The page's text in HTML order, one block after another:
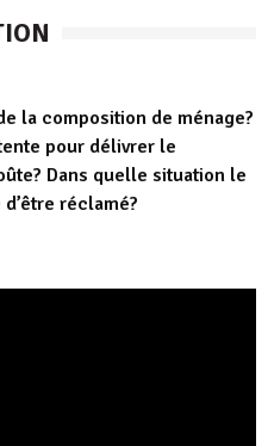
la composition de ménage?
pour délivrer le
Dans quelle situation le
réclamé?